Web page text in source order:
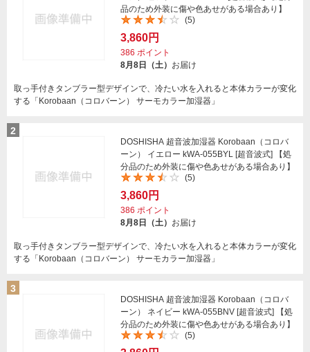
品のため外装に傷や色あせがある場合あり】
(5)
3,860円
386 ポイント
8月8日（土） お届け
取っ手付きタンブラー型デザインで、冷たい水を入れると本体カラーが変化
する「Korobaan（コロバーン） サーモカラー加湿器」
2
DOSHISHA 超音波加湿器 Korobaan（コロバ
ーン） イエロー kWA-055BYL [超音波式] 【処
分品のため外装に傷や色あせがある場合あり】
(5)
3,860円
386 ポイント
8月8日（土） お届け
取っ手付きタンブラー型デザインで、冷たい水を入れると本体カラーが変化
する「Korobaan（コロバーン） サーモカラー加湿器」
3
DOSHISHA 超音波加湿器 Korobaan（コロバ
ーン） ネイビー kWA-055BNV [超音波式] 【処
分品のため外装に傷や色あせがある場合あり】
(5)